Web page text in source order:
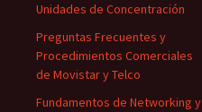
Unidades de Concentración
Preguntas Frecuentes y
Procedimientos Comerciales
de Movistar y Telco
Fundamentos de Networking y